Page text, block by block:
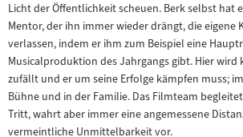
Licht der Öffentlichkeit scheuen. Berk selbst hat
Mentor, der ihn immer wieder drängt, die eigene
verlassen, indem er ihm zum Beispiel eine
Musicalproduktion des Jahrgangs gibt. Hier wird
zufällt und er um seine Erfolge kämpfen muss;
Bühne und in der Familie. Das Filmteam
Tritt, wahrt aber immer eine angemessene
vermeintliche Unmittelbarkeit vor.